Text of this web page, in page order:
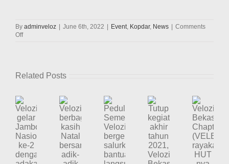
By adminveloz | June 6th, 2022 | Event Kopdar, News | Comments
Offon
5
Umum
periode
2022-
2024
Related Posts
Velozity
gelar
Jambore
Nasional
Velozity
berbagi
kasih
Natal
Peduli
Semeru,
Velozity
bergerak
Tutup
kegiatan
akhir
tahun
Velozity
Bekasi
Chapter
(VELBEC)